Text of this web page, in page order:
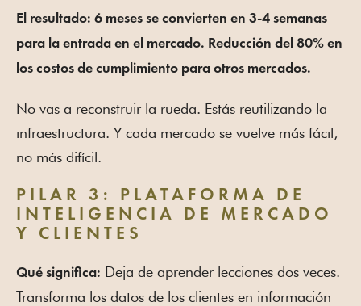
El resultado: 6 meses se convierten en 3-4 semanas
para la entrada en el mercado. Reducción del 80% en
los costos de cumplimiento para otros mercados.
No vas a reconstruir la rueda. Estás reutilizando la
infraestructura. Y cada mercado se vuelve más fácil,
no más difícil.
PILAR 3: PLATAFORMA DE
INTELIGENCIA DE MERCADO
Y CLIENTES
Qué significa: Deja de aprender lecciones dos veces.
Transforma los datos de los clientes en información